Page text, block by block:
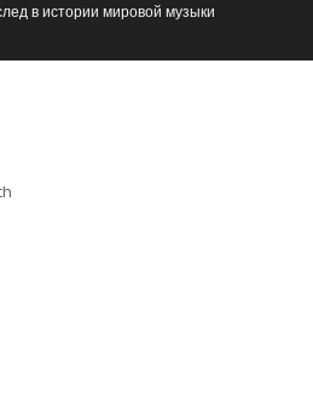
в истории мировой музыки